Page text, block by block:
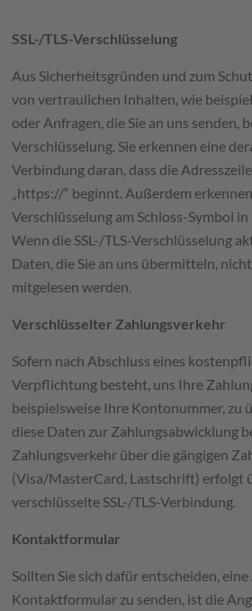
SSL-/TLS-Verschlüsselung
Aus Sicherheitsgründen und zum
von vertraulichen Inhalten, wie
oder Anfragen, die Sie an uns senden,
Verschlüsselung. Sie erkennen eine
Verbindung daran, dass die
„https://“ beginnt. Außerdem
Verschlüsselung am Schloss-Symbol
Wenn die SSL-/TLS-Verschlüsselung
Daten, die Sie an uns übermitteln,
mitgelesen werden.
Verschlüsselter Zahlungsverkehr
Sofern nach Abschluss eines
Verpflichtung besteht, uns Ihre
beispielsweise Ihre Kontonummer, zu
diese Daten zur Zahlungsabwicklung
Zahlungsverkehr über die gängigen
(Visa/MasterCard, Lastschrift) erfolgt
verschlüsselte SSL-/TLS-Verbindung.
Kontaktformular
Sollten Sie sich dafür entscheiden,
Kontaktformular zu senden, ist die